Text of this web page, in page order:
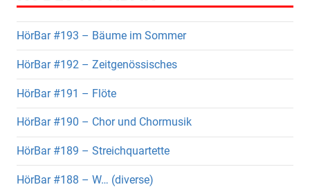
HörBar #193 – Bäume im Sommer
HörBar #192 – Zeitgenössisches
HörBar #191 – Flöte
HörBar #190 – Chor und Chormusik
HörBar #189 – Streichquartette
HörBar #188 – W… (diverse)